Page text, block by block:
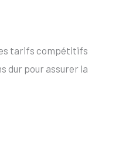
tarifs compétitifs
dur pour assurer la